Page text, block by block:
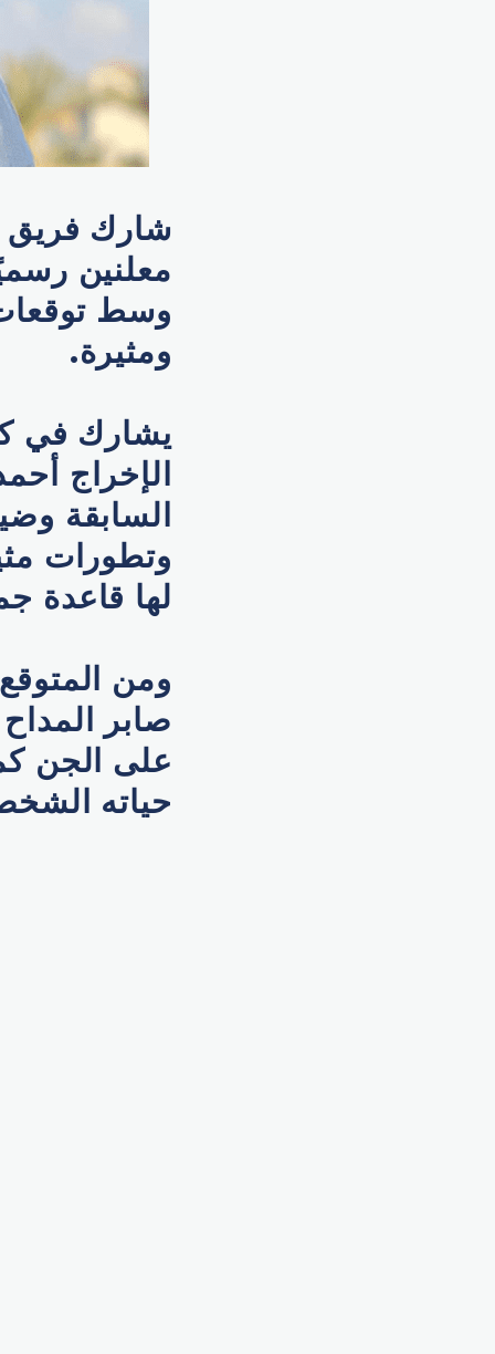
شارك فريق
معلنين
وسط
ومثيرة.
يشارك في
الإخراج
السابقة
وتطورات
لها قاعدة
ومن
صابر
على الجن
حياته